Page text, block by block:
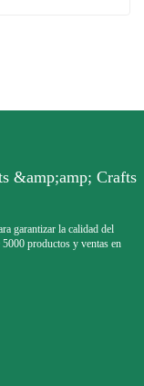
&amp;amp; Crafts
garantizar la calidad del
productos y ventas en